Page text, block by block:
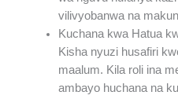
vilivyobanwa na
Kuchana kwa Hatua
Kisha nyuzi husafiri
maalum. Kila roli ina
ambayo huchana na